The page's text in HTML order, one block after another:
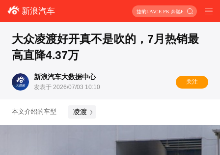
新浪汽车 捷豹I-PACE PK 奔驰EQC
大众凌渡好开真不是吹的，7月热销最
高直降4.37万
新浪汽车大数据中心
发表于 2026/07/03 10:10
关注
本文介绍的车型 凌渡